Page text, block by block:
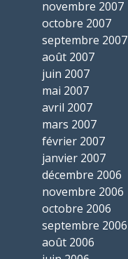
novembre 2007
octobre 2007
septembre 2007
août 2007
juin 2007
mai 2007
avril 2007
mars 2007
février 2007
janvier 2007
décembre 2006
novembre 2006
octobre 2006
septembre 2006
août 2006